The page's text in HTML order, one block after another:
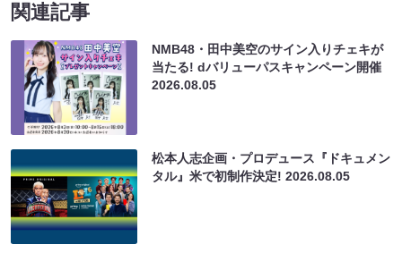
関連記事
NMB48・田中美空のサイン入りチェキが
当たる! dバリューパスキャンペーン開催
2026.08.05
松本人志企画・プロデュース『ドキュメン
タル』米で初制作決定!2026.08.05